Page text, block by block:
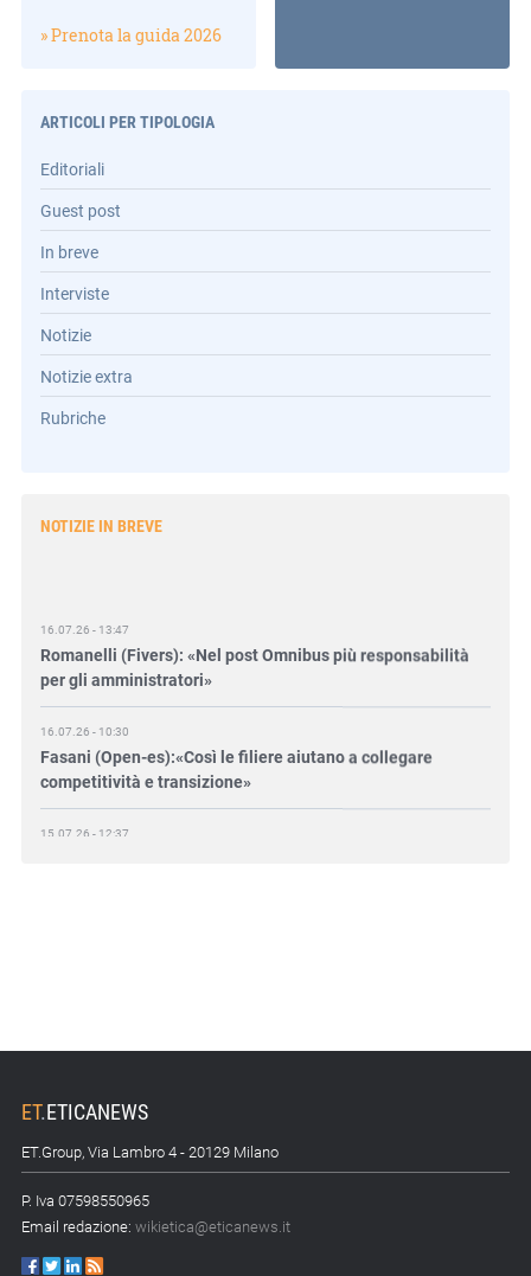
» Prenota la guida 2026
ARTICOLI PER TIPOLOGIA
Editoriali
Guest post
In breve
Interviste
Notizie
Notizie extra
Rubriche
NOTIZIE IN BREVE
Romanelli (Fivers): «Nel post Omnibus più responsabilità
per gli amministratori»
Fasani (Open-es):«Così le filiere aiutano a collegare
competitività e transizione»
Gramegna (ERG): «Valutare gli impatti ESG degli
investimenti»
14.07.26 - 11:00
Tornano le Settimane SRI: oltre 20 appuntamenti
14.07.26 - 10:00
ET.ETICANEWS
ET.Group, Via Lambro 4 - 20129 Milano
P. Iva 07598550965
Email redazione: wikietica@eticanews.it